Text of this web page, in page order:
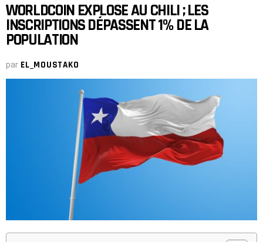
WORLDCOIN EXPLOSE AU CHILI ; LES
INSCRIPTIONS DÉPASSENT 1% DE LA
POPULATION
par EL_MOUSTAKO